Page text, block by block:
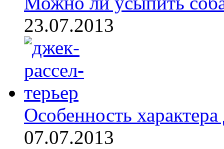
23.07.2013
Особенность
07.07.2013